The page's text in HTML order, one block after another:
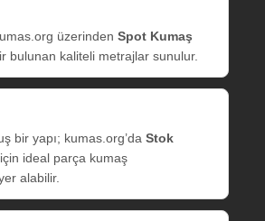
üzerinden Spot Kumaş
bulunan kaliteli metrajlar sunulur.
bir yapı; kumas.org’da Stok
ideal parça kumaş
alabilir.